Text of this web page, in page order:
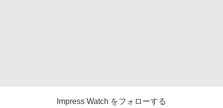
Impress Watch をフォローする